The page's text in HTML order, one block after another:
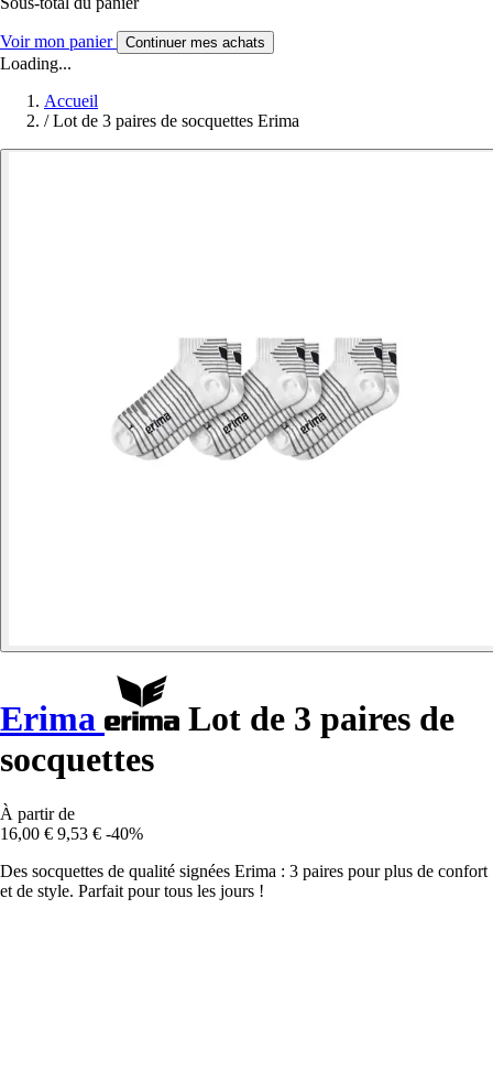
Voir mon panier Continuer mes achats
Loading...
Accueil
/ Lot de 3 paires de socquettes Erima
Erima
Lot de 3 paires de
socquettes
À partir de
16,00 € 9,53 € -40%
Des socquettes de qualité signées Erima : 3 paires pour plus de confort
et de style. Parfait pour tous les jours !